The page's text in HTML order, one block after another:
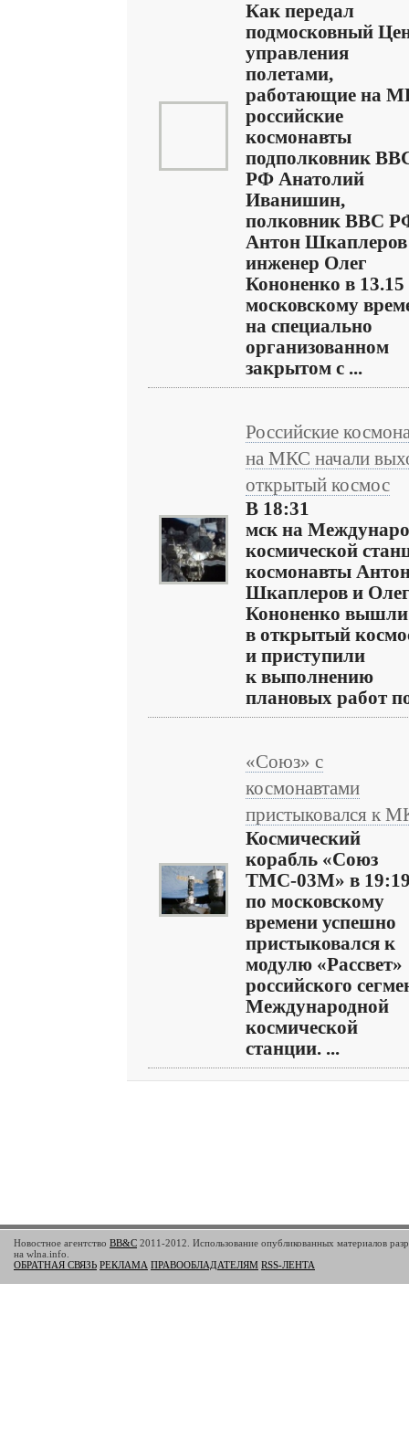
Как передал
подмосковный
управления
полетами,
работающие на
российские
космонавты
подполковник
РФ Анатолий
Иванишин,
полковник ВВС
Антон
инженер Олег
Кононенко в 13.15
московскому
на специально
организованном
закрытом с ...
Российские
на МКС начали
открытый космос
В 18:31
мск на
космической
космонавты
Шкаплеров и
Кононенко вышли
в открытый
и приступили
к выполнению
плановых работ
«Союз» с
космонавтами
пристыковался к
Космический
корабль «Союз
ТМС-03М» в
по московскому
времени успешно
пристыковался к
модулю «Рассвет»
российского
Международной
космической
станции. ...
Новостное агентство BB&C 2011-2012. Использование опубликованных материалов
на wlna.info.
ОБРАТНАЯ СВЯЗЬ РЕКЛАМА ПРАВООБЛАДАТЕЛЯМ RSS-ЛЕНТА